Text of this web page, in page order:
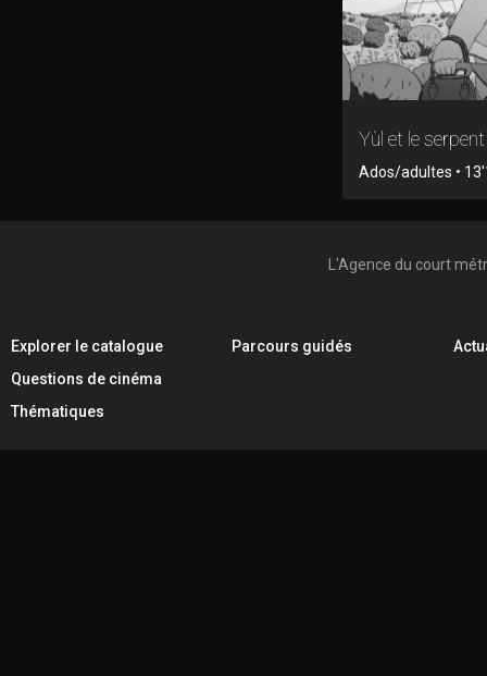
Yùl et le serpent
Ados/adultes •
L'Agence du court
Explorer le catalogue
Questions de cinéma
Thématiques
Parcours guidés